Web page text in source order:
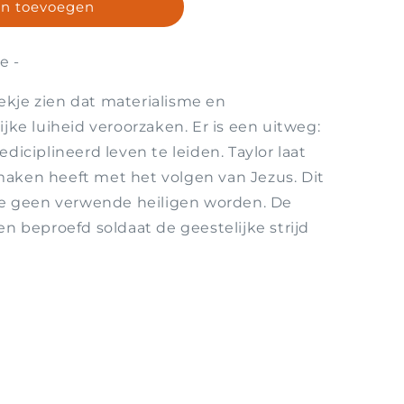
toevoegen
-
zien dat materialisme en
luiheid veroorzaken. Er is een uitweg:
leven te leiden. Taylor laat
heeft met het volgen van Jezus. Dit
geen verwende heiligen worden. De
beproefd soldaat de geestelijke strijd